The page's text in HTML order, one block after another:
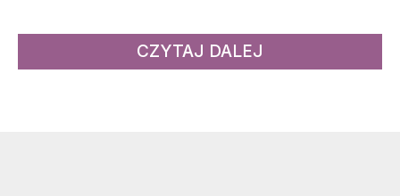
CZYTAJ DALEJ